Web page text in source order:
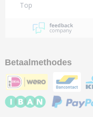
Top
Betaalmethodes